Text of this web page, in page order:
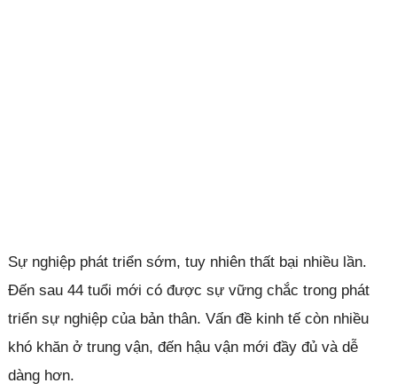
Sự nghiệp phát triển sớm, tuy nhiên thất bại nhiều lần.
Đến sau 44 tuổi mới có được sự vững chắc trong phát
triển sự nghiệp của bản thân. Vấn đề kinh tế còn nhiều
khó khăn ở trung vận, đến hậu vận mới đầy đủ và dễ
dàng hơn.